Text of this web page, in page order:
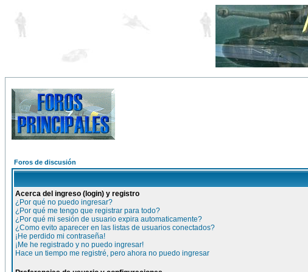
Foros de discusión
Acerca del ingreso (login) y registro
¿Por qué no puedo ingresar?
¿Por qué me tengo que registrar para todo?
¿Por qué mi sesión de usuario expira automaticamente?
¿Como evito aparecer en las listas de usuarios conectados?
¡He perdido mi contraseña!
¡Me he registrado y no puedo ingresar!
Hace un tiempo me registré, pero ahora no puedo ingresar